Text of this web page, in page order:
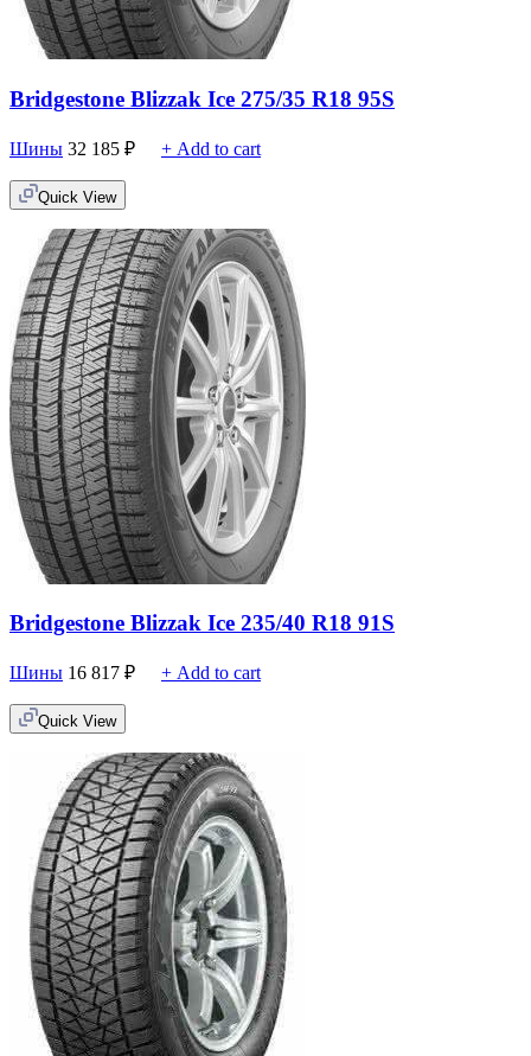
Bridgestone Blizzak Ice 275/35 R18 95S
Шины 32 185 ₽ + Add to cart
Quick View
Bridgestone Blizzak Ice 235/40 R18 91S
Шины 16 817 ₽ + Add to cart
Quick View